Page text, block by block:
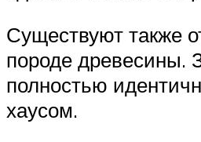
Существуют также
породе древесины.
полностью
хаусом.